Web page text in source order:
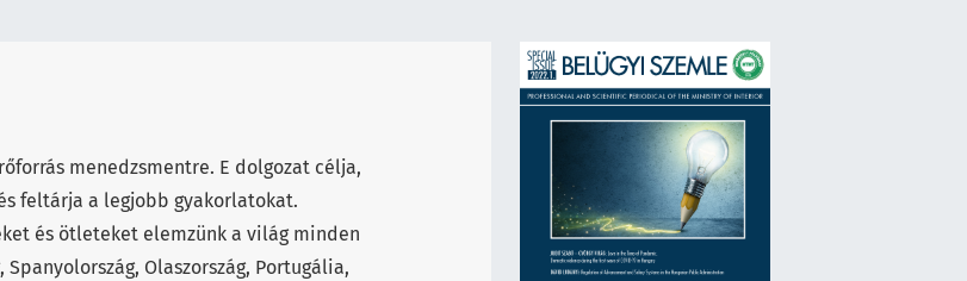
menedzsmentre. E dolgozat célja,
feltárja a legjobb gyakorlatokat.
és ötleteket elemzünk a világ minden
Olaszország, Portugália,